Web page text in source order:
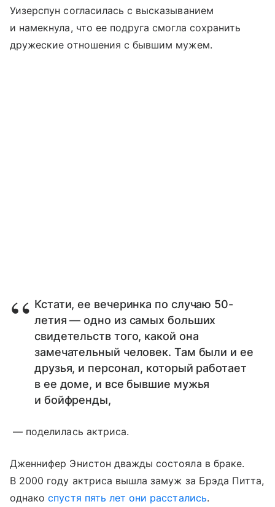
Уизерспун согласилась с высказыванием
и намекнула, что ее подруга смогла сохранить
дружеские отношения с бывшим мужем.
Кстати, ее вечеринка по случаю 50-
летия — одно из самых больших
свидетельств того, какой она
замечательный человек. Там были и ее
друзья, и персонал, который работает
в ее доме, и все бывшие мужья
и бойфренды,
— поделилась актриса.
Дженнифер Энистон дважды состояла в браке.
В 2000 году актриса вышла замуж за Брэда Питта,
однакоспустя пять лет они расстались.